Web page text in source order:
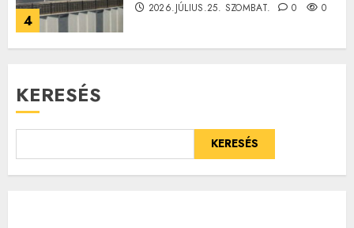
4
2026.JÚLIUS.25. SZOMBAT. 0 0
KERESÉS
KERESÉS